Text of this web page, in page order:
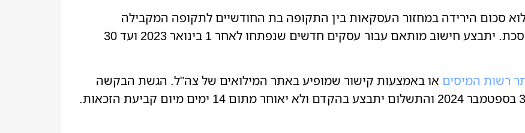
סכום הירידה במחזור העסקאות בין התקופה בת החודשיים לתקופה המקבילה
ב-2023, כשהוא מוכפל במקדם הוצאה נחסכת. יתבצע חישוב מותאם עבור עסקים חדשים שנפתחו לאחר 1 בינואר 2023 ועד 30
רשות המיסים או באמצעות קישור שמופיע באתר המילואים של צה"ל. הגשת הבקשה